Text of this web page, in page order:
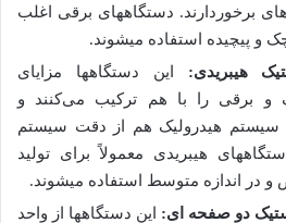
برخوردارند. دستگاه­های برقی اغلب
و پیچیده استفاده می­شوند.
هیبریدی: این دستگاه­­ها مزایای
و برقی را با هم ترکیب می‌کنند و
سیستم هیدرولیک هم از دقت سیستم
هیبریدی معمولاً برای تولید
در اندازه متوسط استفاده می­شوند.
دو صفحه­ ای: این دستگاه­ها از واحد